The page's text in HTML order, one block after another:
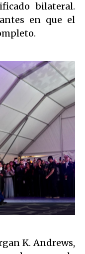
bilateral.
en que el
K. Andrews,